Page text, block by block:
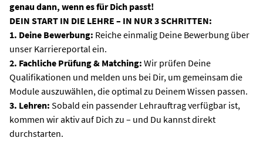
genau dann, wenn es für Dich passt!
DEIN START IN DIE LEHRE – IN NUR 3 SCHRITTEN:
1. Deine Bewerbung: Reiche einmalig Deine Bewerbung über
unser Karriereportal ein.
2. Fachliche Prüfung & Matching: Wir prüfen Deine
Qualifikationen und melden uns bei Dir, um gemeinsam die
Module auszuwählen, die optimal zu Deinem Wissen passen.
3. Lehren: Sobald ein passender Lehrauftrag verfügbar ist,
kommen wir aktiv auf Dich zu – und Du kannst direkt
durchstarten.